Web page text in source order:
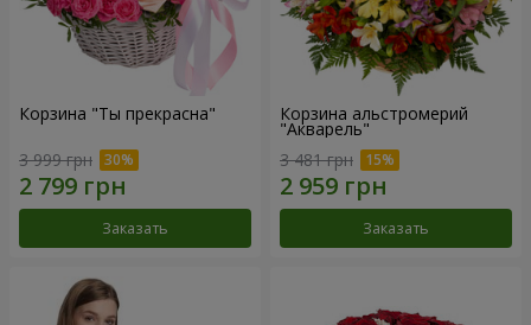
Корзина "Ты прекрасна"
3 999 грн
Заказать
Корзина альстромерий
"Акварель"
3 481 грн
Заказать